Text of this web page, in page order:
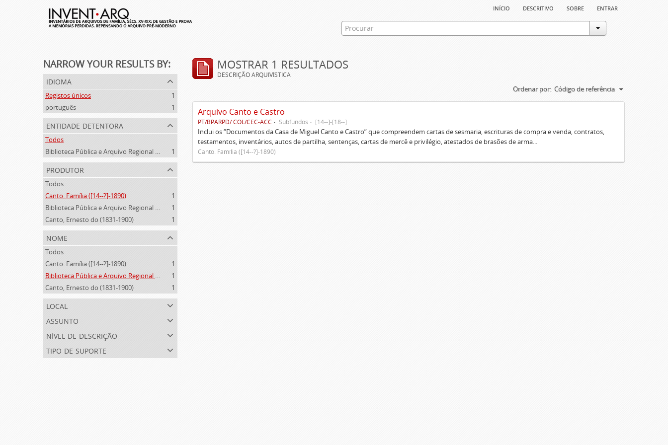
início descritivo sobre entrar
NARROW YOUR RESULTS BY:
idioma
Registos únicos
1
português
1
entidade detentora
Todos
Biblioteca Pública e Arquivo Regional de Ponta Delgada
1
produtor
Todos
Canto. Família ([14--?]-1890)
1
Biblioteca Pública e Arquivo Regional de Ponta Delgada (1841- )
1
Canto, Ernesto do (1831-1900)
1
nome
Todos
Canto. Família ([14--?]-1890)
1
Biblioteca Pública e Arquivo Regional de Ponta Delgada (1841- )
1
Canto, Ernesto do (1831-1900)
1
local
assunto
nível de descrição
tipo de suporte
MOSTRAR 1 RESULTADOS
DESCRIÇÃO ARQUIVÍSTICA
Ordenar por: Código de referência
Arquivo Canto e Castro
PT/BPARPD/ COL/CEC-ACC Subfundos [14--]-[18--]
Inclui os “Documentos da Casa de Miguel Canto e Castro” que compreendem cartas de sesmaria, escrituras de compra e venda, contratos,
testamentos, inventários, autos de partilha, sentenças, cartas de mercê e privilégio, atestados de brasões de arma...
Canto. Família ([14--?]-1890)